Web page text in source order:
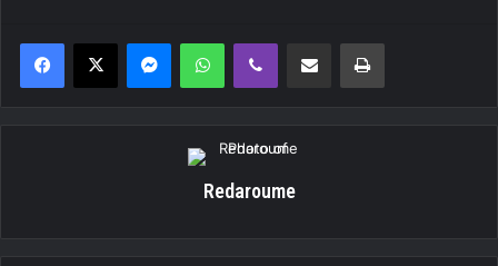
MessengerWhatsAppViber Κοινοποίηση μέσω ηλεκτρονικού ταχυδρομείουΕκτύπωση
Redaroume